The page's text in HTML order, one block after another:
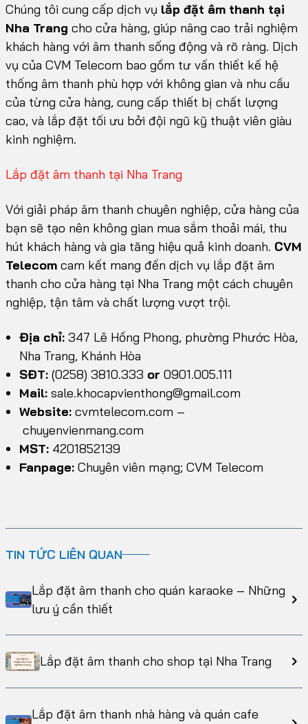
Chúng tôi cung cấp dịch vụ lắp đặt âm thanh tại
Nha Trang cho cửa hàng, giúp nâng cao trải nghiệm
khách hàng với âm thanh sống động và rõ ràng. Dịch
vụ của CVM Telecom bao gồm tư vấn thiết kế hệ
thống âm thanh phù hợp với không gian và nhu cầu
của từng cửa hàng, cung cấp thiết bị chất lượng
cao, và lắp đặt tối ưu bởi đội ngũ kỹ thuật viên giàu
kinh nghiệm.
Lắp đặt âm thanh tại Nha Trang
Với giải pháp âm thanh chuyên nghiệp, cửa hàng của
bạn sẽ tạo nên không gian mua sắm thoải mái, thu
hút khách hàng và gia tăng hiệu quả kinh doanh. CVM
Telecom cam kết mang đến dịch vụ lắp đặt âm
thanh cho cửa hàng tại Nha Trang một cách chuyên
nghiệp, tận tâm và chất lượng vượt trội.
Địa chỉ: 347 Lê Hồng Phong, phường Phước Hòa,
Nha Trang, Khánh Hòa
SĐT: (0258) 3810.333 or 0901.005.111
Mail: sale.khocapvienthong@gmail.com
Website: cvmtelecom.com –
chuyenvienmang.com
MST: 4201852139
Fanpage: Chuyên viên mạng; CVM Telecom
TIN TỨC LIÊN QUAN
Lắp đặt âm thanh cho quán karaoke – Những
lưu ý cần thiết
Lắp đặt âm thanh cho shop tại Nha Trang
Lắp đặt âm thanh nhà hàng và quán cafe